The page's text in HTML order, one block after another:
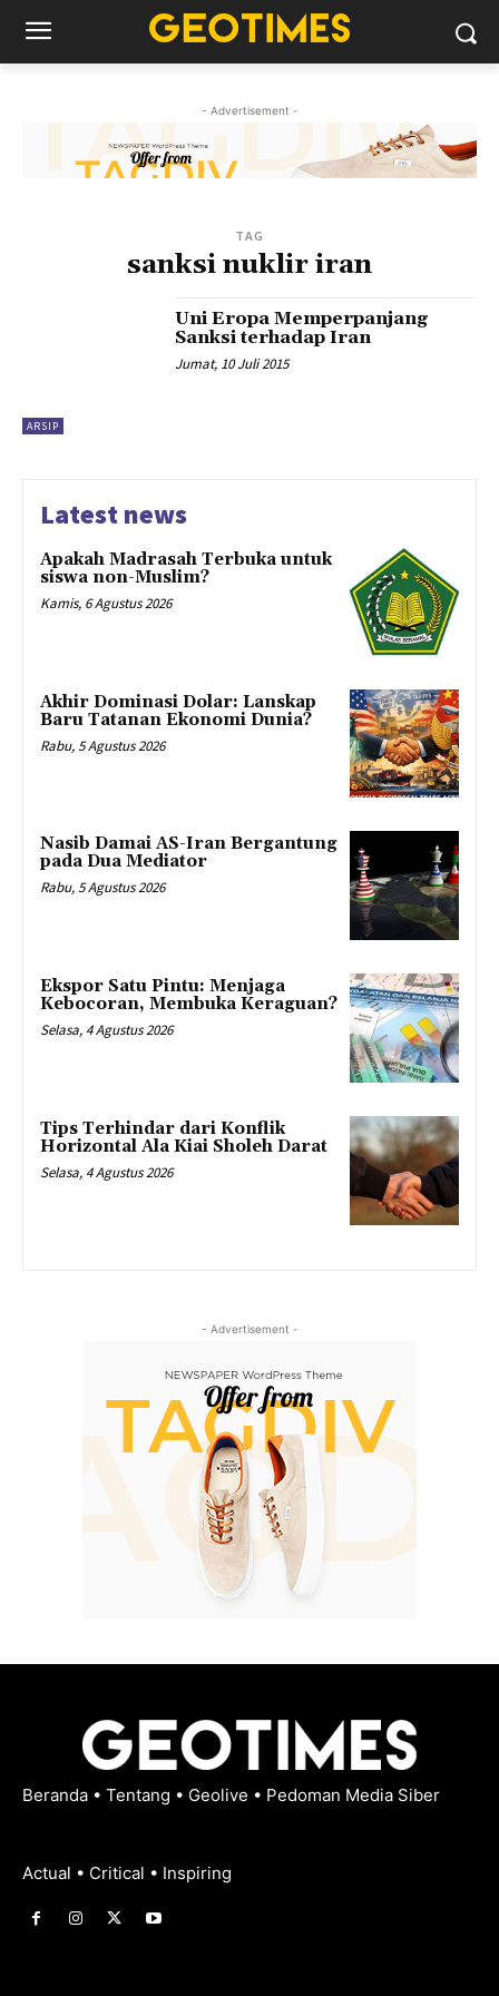
- Advertisement -
TAG
sanksi nuklir iran
ARSIP
Uni Eropa Memperpanjang
Sanksi terhadap Iran
Jumat, 10 Juli 2015
Latest news
Apakah Madrasah Terbuka untuk
siswa non-Muslim?
Kamis, 6 Agustus 2026
Akhir Dominasi Dolar: Lanskap
Baru Tatanan Ekonomi Dunia?
Rabu, 5 Agustus 2026
Nasib Damai AS-Iran Bergantung
pada Dua Mediator
Rabu, 5 Agustus 2026
Ekspor Satu Pintu: Menjaga
Kebocoran, Membuka Keraguan?
Selasa, 4 Agustus 2026
Tips Terhindar dari Konflik
Horizontal Ala Kiai Sholeh Darat
Selasa, 4 Agustus 2026
- Advertisement -
Beranda • Tentang • Geolive • Pedoman Media Siber
Actual • Critical • Inspiring